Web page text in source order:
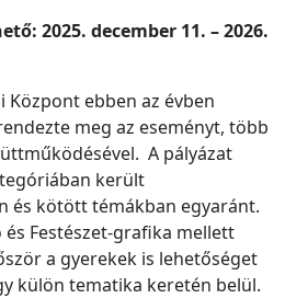
2025. december 11. – 2026.
Központ ebben az évben
meg az eseményt, több
A pályázat
került
és kötött témákban egyaránt.
Festészet-grafika mellett
a gyerekek is lehetőséget
külön tematika keretén belül.